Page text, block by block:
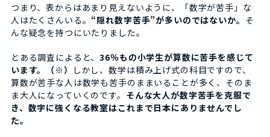
つまり、表からはあまり見えないように、「数字が苦手」な
人はたくさんいる。 “隠れ数字苦手”が多いのではないか。 そ
んな疑念を持つにいたりました。
とある調査によると、36％もの小学生が算数に苦手を感じて
います。（※）
しかし、数学は積み上げ式の科目ですので、
算数が苦手な人は数学も苦手のままいることが多く、そのま
ま大人になっていくのです。 そんな大人が数字苦手を克服で
き、数字に強くなる教室はこれまで日本にありませんでし
た。